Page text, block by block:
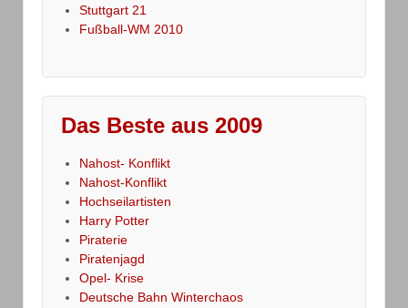
Stuttgart 21
Fußball-WM 2010
Das Beste aus 2009
Nahost- Konflikt
Nahost-Konflikt
Hochseilartisten
Harry Potter
Piraterie
Piratenjagd
Opel- Krise
Deutsche Bahn Winterchaos